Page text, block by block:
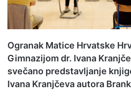
Ogranak Matice Hrvatske
Gimnazijom dr. Ivana
svečano predstavljanje
Ivana Kranjčeva autora